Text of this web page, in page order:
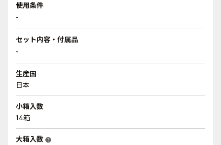
使用条件
-
セット内容・付属品
-
生産国
日本
小箱入数
14箱
大箱入数 help